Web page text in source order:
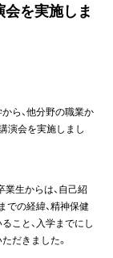
会を実施しま
ら、他分野の職業か
演会を実施しまし
生からは、自己紹
での経緯、精神保健
こと、入学までにし
だきました。